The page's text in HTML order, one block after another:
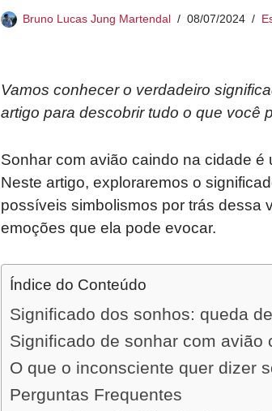
Bruno Lucas Jung Martendal 08/07/2024
Vamos conhecer o verdadeiro
artigo para descobrir tudo o que você
Sonhar com avião caindo na cidade
Neste artigo, exploraremos o
possíveis simbolismos por trás dessa
emoções que ela pode evocar.
Índice do Conteúdo
Significado dos sonhos: queda
Significado de sonhar com avião
O que o inconsciente quer dizer
Perguntas Frequentes